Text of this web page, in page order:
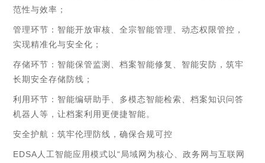
范性与效率；
管理环节：智能开放审核、全宗智能管理、动态权限管控，
实现精准化与安全化；
存储环节：智能保管监测、档案智能修复、智能安防，筑牢
长期安全存储防线；
利用环节：智能编研助手、多模态智能检索、档案知识问答
机器人等，让档案利用更便捷智能。
安全护航：筑牢伦理防线，确保合规可控
EDSA人工智能应用模式以“局域网为核心、政务网与互联网